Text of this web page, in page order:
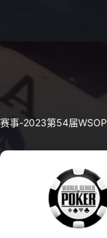
赛事-2023第54届WSOP